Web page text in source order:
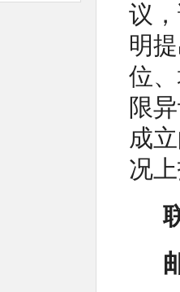
议
明
位
限
成
况